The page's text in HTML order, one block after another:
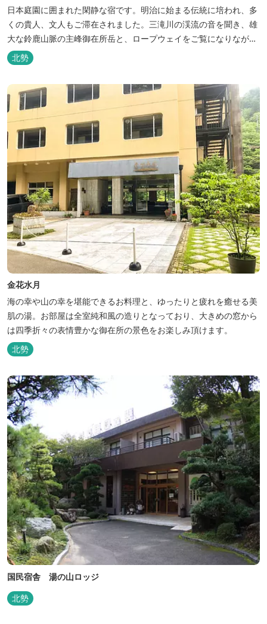
日本庭園に囲まれた閑静な宿です。明治に始まる伝統に培われ、多
くの貴人、文人もご滞在されました。三滝川の渓流の音を聞き、雄
大な鈴鹿山脈の主峰御在所岳と、ロープウェイをご覧になりながら
お入りいただく露天風呂は気持ちがいいです。 また、庭園にある昭
和初期の離れの客間を改装した貸切風呂（６タイプ）はレトロクラ
シカルな雰囲気でみなさまに好評をいただいております。夕食は部
屋食の為、お子様連れやカッ...
北勢
金花水月
海の幸や山の幸を堪能できるお料理と、ゆったりと疲れを癒せる美
肌の湯。お部屋は全室純和風の造りとなっており、大きめの窓から
は四季折々の表情豊かな御在所の景色をお楽しみ頂けます。
北勢
国民宿舎 湯の山ロッジ
北勢